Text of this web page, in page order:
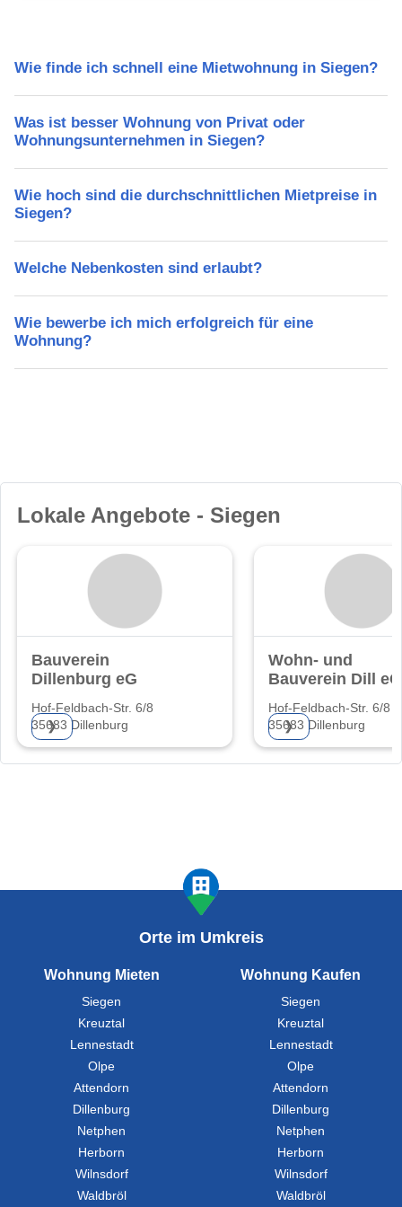
Wie finde ich schnell eine Mietwohnung in Siegen?
Was ist besser Wohnung von Privat oder
Wohnungsunternehmen in Siegen?
Wie hoch sind die durchschnittlichen Mietpreise in
Siegen?
Welche Nebenkosten sind erlaubt?
Wie bewerbe ich mich erfolgreich für eine
Wohnung?
Lokale Angebote - Siegen
Bauverein
Dillenburg eG
Hof-Feldbach-Str. 6/8
35683 Dillenburg
❯
Wohn- und
Bauverein Dill eG
Hof-Feldbach-Str. 6/8
35683 Dillenburg
❯
Orte im Umkreis
Wohnung Mieten
Siegen
Kreuztal
Lennestadt
Olpe
Attendorn
Dillenburg
Netphen
Herborn
Wilnsdorf
Waldbröl
Wohnung Kaufen
Siegen
Kreuztal
Lennestadt
Olpe
Attendorn
Dillenburg
Netphen
Herborn
Wilnsdorf
Waldbröl